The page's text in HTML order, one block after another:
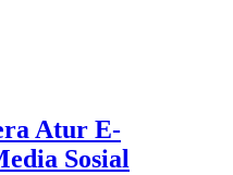
Atur E-
Sosial